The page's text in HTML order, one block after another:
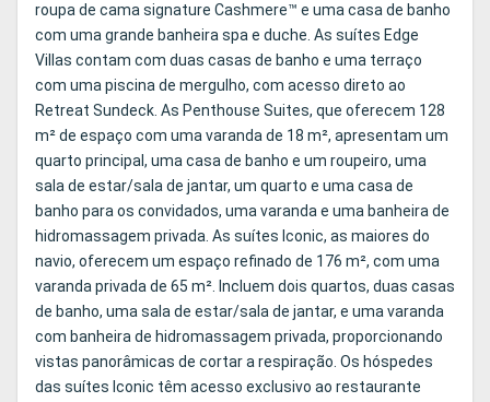
roupa de cama signature Cashmere™ e uma casa de banho
com uma grande banheira spa e duche. As suítes Edge
Villas contam com duas casas de banho e uma terraço
com uma piscina de mergulho, com acesso direto ao
Retreat Sundeck. As Penthouse Suites, que oferecem 128
m² de espaço com uma varanda de 18 m², apresentam um
quarto principal, uma casa de banho e um roupeiro, uma
sala de estar/sala de jantar, um quarto e uma casa de
banho para os convidados, uma varanda e uma banheira de
hidromassagem privada. As suítes Iconic, as maiores do
navio, oferecem um espaço refinado de 176 m², com uma
varanda privada de 65 m². Incluem dois quartos, duas casas
de banho, uma sala de estar/sala de jantar, e uma varanda
com banheira de hidromassagem privada, proporcionando
vistas panorâmicas de cortar a respiração. Os hóspedes
das suítes Iconic têm acesso exclusivo ao restaurante